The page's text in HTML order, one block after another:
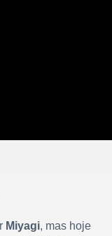
Miyagi, mas hoje